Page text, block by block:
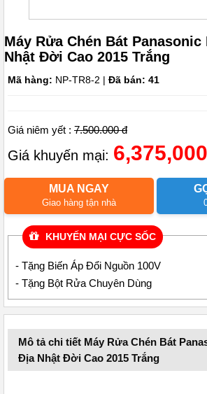
Máy Rửa Chén Bát Panasonic
Nhật Đời Cao 2015 Trắng
Mã hàng: NP-TR8-2 | Đã bán: 41
Giá niêm yết : 7.500.000 đ
Giá khuyến mại:
MUA NGAY
Giao hàng tận nhà
KHUYẾN MẠI CỰC SỐC
- Tặng Biến Áp Đổi Nguồn 100V
- Tặng Bột Rửa Chuyên Dùng
Mô tả chi tiết Máy Rửa Chén Bát
Địa Nhật Đời Cao 2015 Trắng